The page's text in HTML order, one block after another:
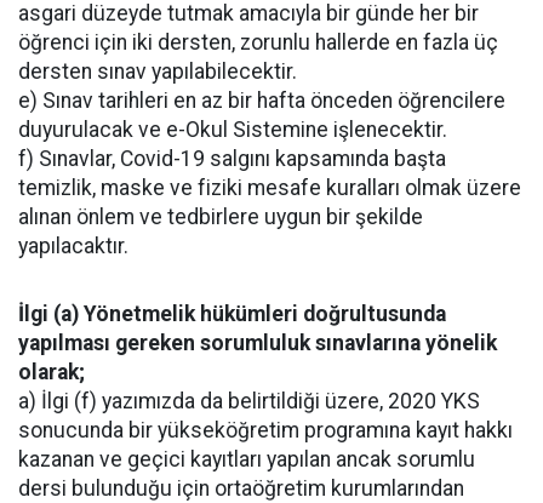
asgari düzeyde tutmak amacıyla bir günde her bir
öğrenci için iki dersten, zorunlu hallerde en fazla üç
dersten sınav yapılabilecektir.
e) Sınav tarihleri en az bir hafta önceden öğrencilere
duyurulacak ve e-Okul Sistemine işlenecektir.
f) Sınavlar, Covid-19 salgını kapsamında başta
temizlik, maske ve fiziki mesafe kuralları olmak üzere
alınan önlem ve tedbirlere uygun bir şekilde
yapılacaktır.
İlgi (a) Yönetmelik hükümleri doğrultusunda
yapılması gereken sorumluluk sınavlarına yönelik
olarak;
a) İlgi (f) yazımızda da belirtildiği üzere, 2020 YKS
sonucunda bir yükseköğretim programına kayıt hakkı
kazanan ve geçici kayıtları yapılan ancak sorumlu
dersi bulunduğu için ortaöğretim kurumlarından